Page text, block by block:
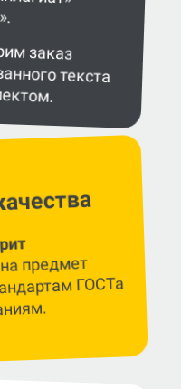
заказ
текста
предмет
ГОСТа